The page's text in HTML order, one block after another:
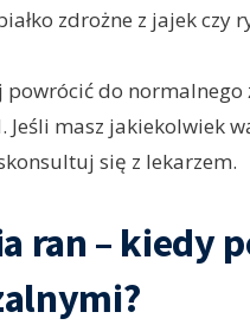
zdrożne z jajek czy
powrócić do normalnego
Jeśli masz jakiekolwiek
się z lekarzem.
ran – kiedy